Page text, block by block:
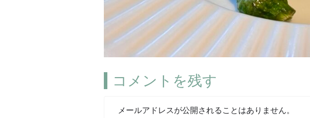
コメントを残す
メールアドレスが公開されることはありません。